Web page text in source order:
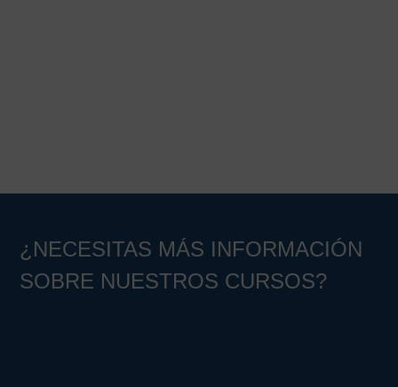
¿NECESITAS MÁS INFORMACIÓN
SOBRE NUESTROS CURSOS?